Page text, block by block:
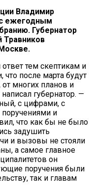
Владимир
ежегодным
Губернатор
Травников
тем скептикам и
после марта будут
многих планов и
губернатор. —
с цифрами, с
и
что как бы не было
задушить
и вызовы не стояли
а самое главное
он
поручения были
так и главам